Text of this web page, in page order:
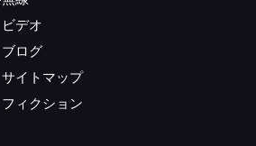
ビデオ
ブログ
サイトマップ
フィクション